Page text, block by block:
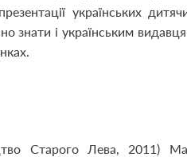
українських
знати і українським
Старого Лева, 2011)